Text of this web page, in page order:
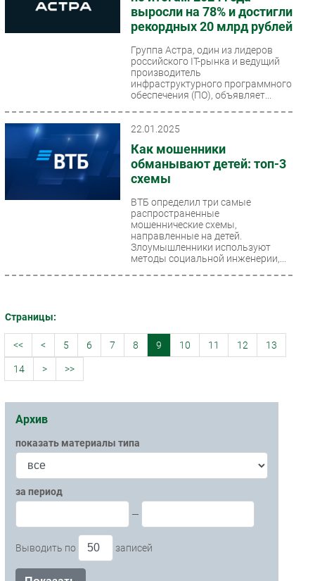
выросли на 78% и достигли
рекордных 20 млрд рублей
Группа Астра, один из лидеров
российского IT-рынка и ведущий
производитель
инфраструктурного программного
обеспечения (ПО), объявляет...
22.01.2025
Как мошенники
обманывают детей: топ-3
схемы
ВТБ определил три самые
распространенные
мошеннические схемы,
направленные на детей.
Злоумышленники используют
методы социальной инженерии,...
Страницы:
<< < 5 6 7 8 9 10 11 12 13
14 > >>
Архив
показать материалы типа
за период
—
Выводить по записей